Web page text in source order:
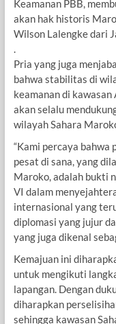
Keamanan PBB,
akan hak historis
Wilson Lalengke dari
Pria yang juga
bahwa stabilitas di
keamanan di
akan selalu
wilayah Sahara
“Kami percaya bahwa
pesat di sana, yang
Maroko, adalah bukti
VI dalam
internasional yang
diplomasi yang jujur
yang juga dikenal
Kemajuan ini
untuk mengikuti
lapangan. Dengan
diharapkan
sehingga kawasan